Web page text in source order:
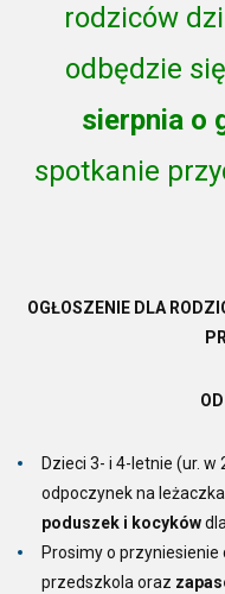
rodziców
odbędzie
sierpnia o
spotkanie
OGŁOSZENIE DLA
Dzieci 3- i 4-letnie (ur. w
odpoczynek na
poduszek i kocyków
Prosimy o
przedszkola oraz